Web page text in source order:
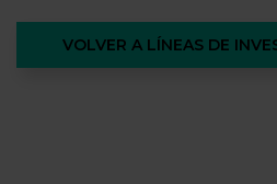
VOLVER A LÍNEAS DE